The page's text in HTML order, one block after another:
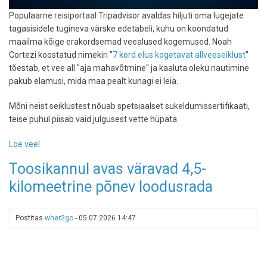
Populaarne reisiportaal Tripadvisor avaldas hiljuti oma lugejate
tagasisidele tugineva värske edetabeli, kuhu on koondatud
maailma kõige erakordsemad veealused kogemused. Noah
Cortezi koostatud nimekiri "7 kord elus kogetavat allveeseiklust"
tõestab, et vee all "aja mahavõtmine" ja kaaluta oleku nautimine
pakub elamusi, mida maa pealt kunagi ei leia.
Mõni neist seiklustest nõuab spetsiaalset sukeldumissertifikaati,
teise puhul piisab vaid julgusest vette hüpata.
Loe veel
reastas
7
Toosikannul avas väravad 4,5-
kilomeetrine põnev loodusrada
Postitas wher2go - 05.07.2026 14:47